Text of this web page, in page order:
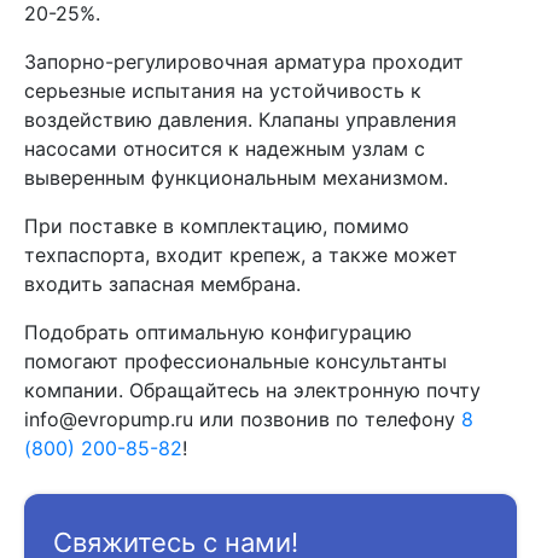
20-25%.
Запорно-регулировочная арматура проходит
серьезные испытания на устойчивость к
воздействию давления. Клапаны управления
насосами относится к надежным узлам с
выверенным функциональным механизмом.
При поставке в комплектацию, помимо
техпаспорта, входит крепеж, а также может
входить запасная мембрана.
Подобрать оптимальную конфигурацию
помогают профессиональные консультанты
компании. Обращайтесь на электронную почту
info@evropump.ru или позвонив по телефону 8
(800) 200-85-82!
Свяжитесь с нами!